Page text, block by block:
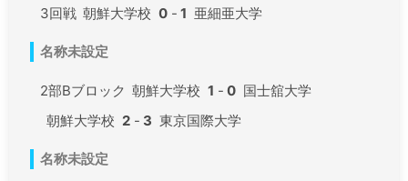
3回戦 朝鮮大学校 0 - 1 亜細亜大学
名称未設定
2部Bブロック 朝鮮大学校 1 - 0 国士舘大学
朝鮮大学校 2 - 3 東京国際大学
名称未設定